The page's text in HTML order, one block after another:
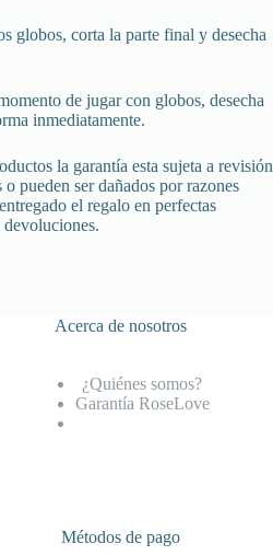
globos, corta la parte final y desecha
de jugar con globos, desecha
inmediatamente.
la garantía esta sujeta a revisión
pueden ser dañados por razones
el regalo en perfectas
Acerca de nosotros
¿Quiénes somos?
Garantía RoseLove
Métodos de pago